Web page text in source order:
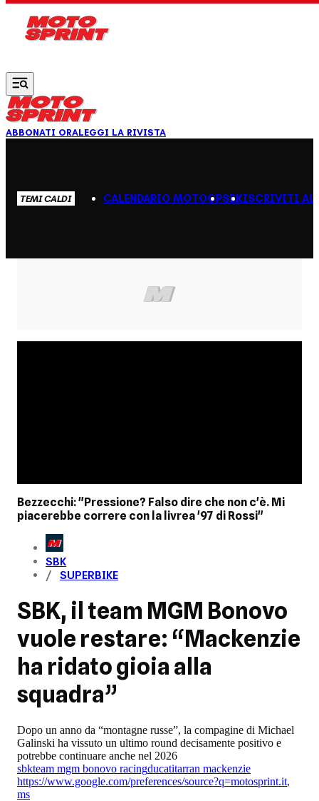
ABBONATI ORALEGGI LA RIVISTA
TEMI CALDI CALENDARIO MOTOGPSBKISCRIVITI AL
Bezzecchi: "Pressione? Falso dire che non c'è. Mi
piacerebbe correre con la livrea '97 di Rossi"
SBK
SUPERBIKE
SBK, il team MGM Bonovo
vuole restare: “Mackenzie
ha ridato gioia alla
squadra”
Dopo un anno da “montagne russe”, la compagine di Michael
Galinski ha vissuto un ultimo round decisamente positivo e
potrebbe continuare anche nel 2026
sbkteam mgm bonovo racingducatitarran mackenzie
https://www.google.com/preferences/source?q=motosprint.it,
ms